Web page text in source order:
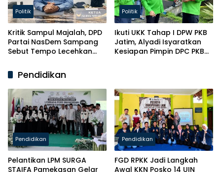
Politik
Kritik Sampul Majalah, DPD
Partai NasDem Sampang
Sebut Tempo Lecehkan
Politik
Ikuti UKK Tahap I DPW PKB
Jatim, Alyadi Isyaratkan
Kesiapan Pimpin DPC PKB
Pendidikan
Pendidikan
Pelantikan LPM SURGA
STAIFA Pamekasan Gelar
Pendidikan
FGD RPKK Jadi Langkah
Awal KKN Posko 14 UIN